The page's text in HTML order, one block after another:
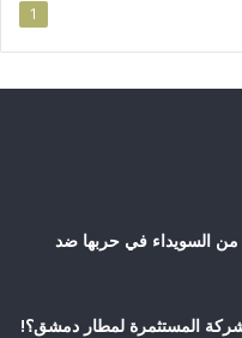
1
السويداء في حربها ضد
المستثمرة لمطار دمشق؟!